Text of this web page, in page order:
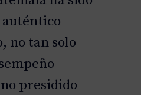
no tan solo
presidido